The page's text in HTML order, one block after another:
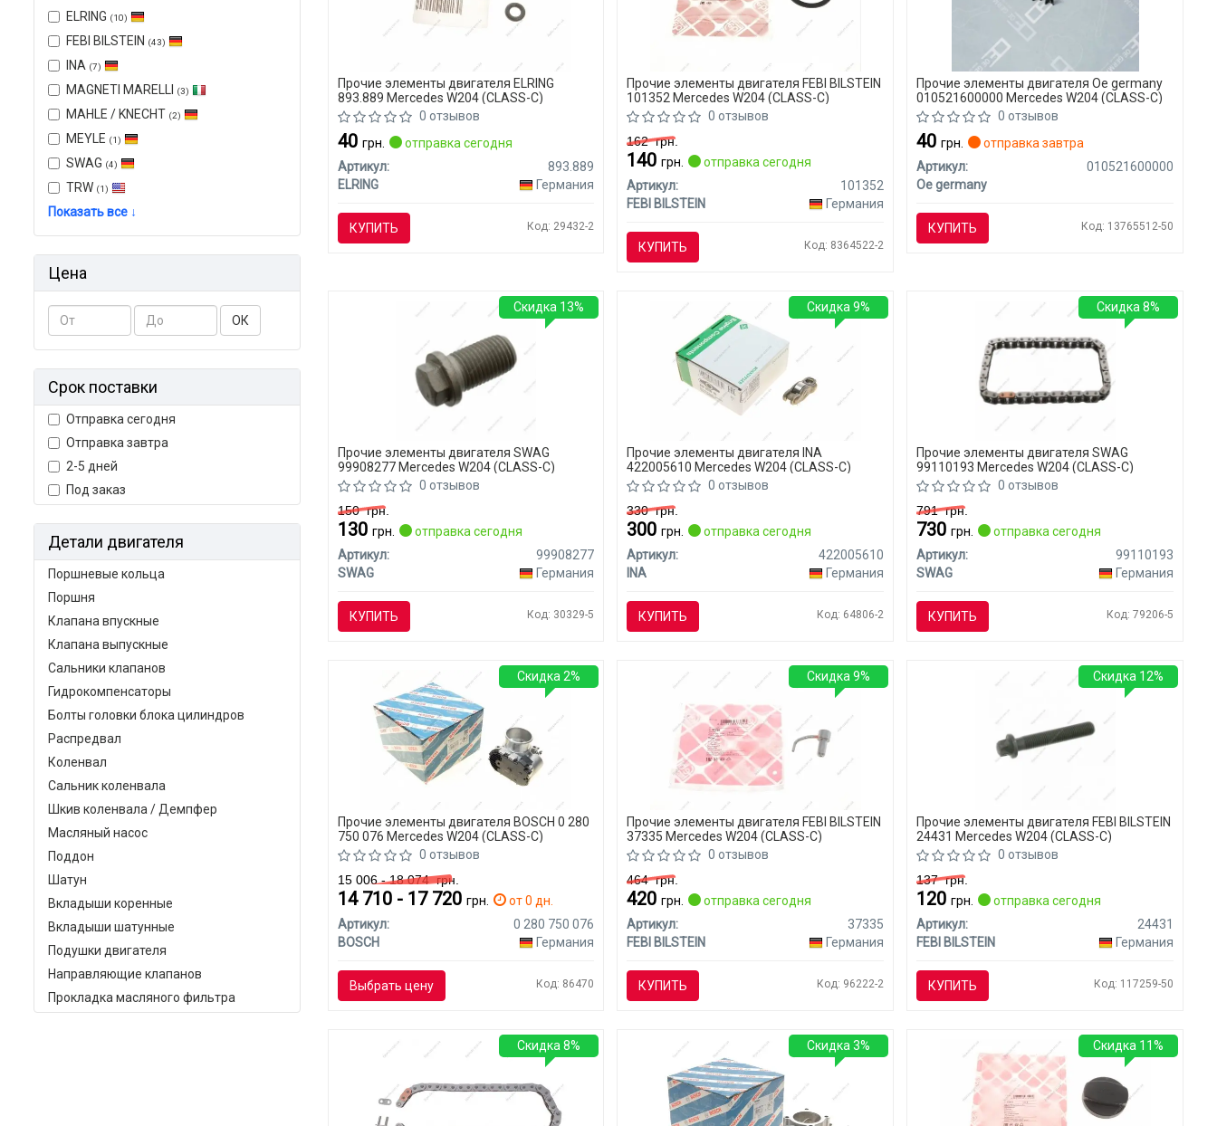
ELRING (10)
FEBI BILSTEIN (43)
INA (7)
MAGNETI MARELLI (3)
MAHLE / KNECHT (2)
MEYLE (1)
SWAG (4)
TRW (1)
Показать все ↓
Цена
ОК
Срок поставки
Отправка сегодня
Отправка завтра
2-5 дней
Под заказ
Детали двигателя
Поршневые кольца
Поршня
Клапана впускные
Клапана выпускные
Сальники клапанов
Гидрокомпенсаторы
Болты головки блока цилиндров
Распредвал
Коленвал
Сальник коленвала
Шкив коленвала / Демпфер
Масляный насос
Поддон
Шатун
Вкладыши коренные
Вкладыши шатунные
Подушки двигателя
Направляющие клапанов
Прокладка масляного фильтра
Прочие элементы двигателя ELRING
893.889 Mercedes W204 (CLASS-C)
0 отзывов
40 грн.
отправка сегодня
Артикул:
893.889
ELRING
Германия
КУПИТЬ Код: 29432-2
Прочие элементы двигателя FEBI BILSTEIN
101352 Mercedes W204 (CLASS-C)
0 отзывов
162грн.
140грн.
отправка сегодня
Артикул:
101352
FEBI BILSTEIN
Германия
КУПИТЬ Код: 8364522-2
Прочие элементы двигателя Oe germany
010521600000 Mercedes W204 (CLASS-C)
0 отзывов
40грн.
отправка завтра
Артикул:
010521600000
Oe germany
КУПИТЬ Код: 13765512-50
Прочие элементы двигателя SWAG
99908277 Mercedes W204 (CLASS-C)
0 отзывов
150грн.
130 грн.
отправка сегодня
Артикул:
99908277
SWAG
Германия
КУПИТЬ Код: 30329-5
Скидка 13%
Прочие элементы двигателя INA
422005610 Mercedes W204 (CLASS-C)
0 отзывов
330грн.
300грн.
отправка сегодня
Артикул:
422005610
INA
Германия
КУПИТЬ Код: 64806-2
Скидка 9%
Прочие элементы двигателя SWAG
99110193 Mercedes W204 (CLASS-C)
0 отзывов
791грн.
730грн.
отправка сегодня
Артикул:
99110193
SWAG
Германия
КУПИТЬ Код: 79206-5
Скидка 8%
Прочие элементы двигателя BOSCH 0 280
750 076 Mercedes W204 (CLASS-C)
0 отзывов
15 006 - 18 074грн.
14 710 - 17 720 грн.
от 0 дн.
Артикул:
0 280 750 076
BOSCH
Германия
Выбрать цену Код: 86470
Скидка 2%
Прочие элементы двигателя FEBI BILSTEIN
37335 Mercedes W204 (CLASS-C)
0 отзывов
464грн.
420грн.
отправка сегодня
Артикул:
37335
FEBI BILSTEIN
Германия
КУПИТЬ Код: 96222-2
Скидка 9%
Прочие элементы двигателя FEBI BILSTEIN
24431 Mercedes W204 (CLASS-C)
0 отзывов
137грн.
120грн.
отправка сегодня
Артикул:
24431
FEBI BILSTEIN
Германия
КУПИТЬ Код: 117259-50
Скидка 12%
Скидка 8% Скидка 3% Скидка 11%